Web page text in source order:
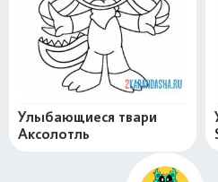
Улыбающиеся твари
Аксолотль